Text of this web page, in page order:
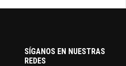
SÍGANOS EN NUESTRAS
REDES